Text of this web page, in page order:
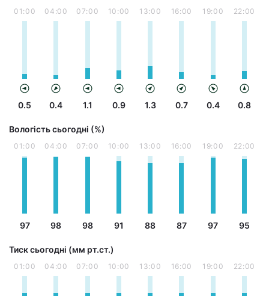
01:00
0.5
04:00
0.4
07:00
1.1
10:00
0.9
13:00
1.3
16:00
0.7
19:00
0.4
22:00
0.8
Вологість сьогодні (%)
01:00
97
04:00
98
07:00
98
10:00
91
13:00
88
16:00
87
19:00
97
22:00
95
Тиск сьогодні (мм рт.ст.)
01:00 04:00 07:00 10:00 13:00 16:00 19:00 22:00